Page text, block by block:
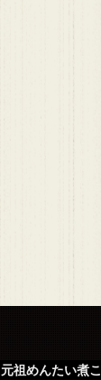
元祖めんたい煮